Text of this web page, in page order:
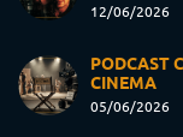
12/06/2026
PODCAST
CINEMA
05/06/2026